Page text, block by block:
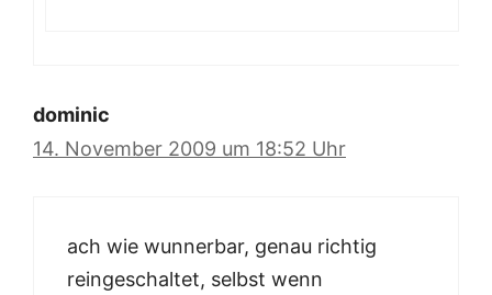
dominic
14. November 2009 um 18:52 Uhr
ach wie wunnerbar, genau richtig
reingeschaltet, selbst wenn